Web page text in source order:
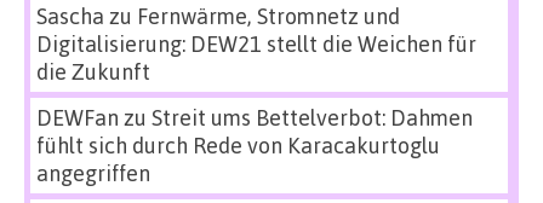
Sascha zu Fernwärme, Stromnetz und
Digitalisierung: DEW21 stellt die Weichen für
die Zukunft
DEWFan zu Streit ums Bettelverbot: Dahmen
fühlt sich durch Rede von Karacakurtoglu
angegriffen